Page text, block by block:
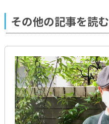
その他の記事を読む